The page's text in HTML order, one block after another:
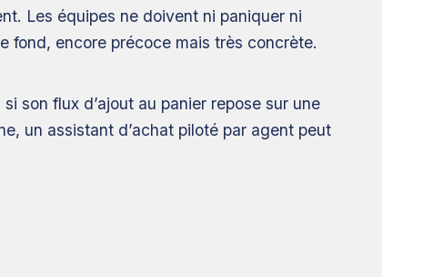
Les équipes ne doivent ni paniquer ni
fond, encore précoce mais très concrète.
son flux d’ajout au panier repose sur une
un assistant d’achat piloté par agent peut